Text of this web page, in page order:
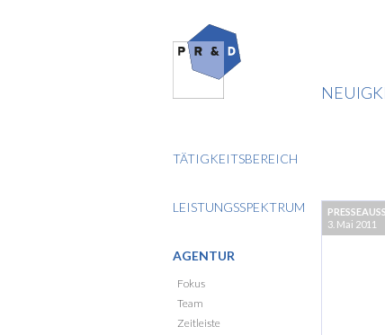
TÄTIGKEITSBEREICH
LEISTUNGSSPEKTRUM
AGENTUR
Fokus
Team
Zeitleiste
3. Mai 2011